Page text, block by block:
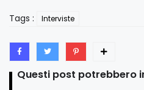
Tags : Interviste
Questi post potrebbero